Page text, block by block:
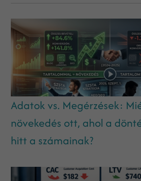
Adatok vs. Megérzések:
növekedés ott, ahol a
hitt a számainak?